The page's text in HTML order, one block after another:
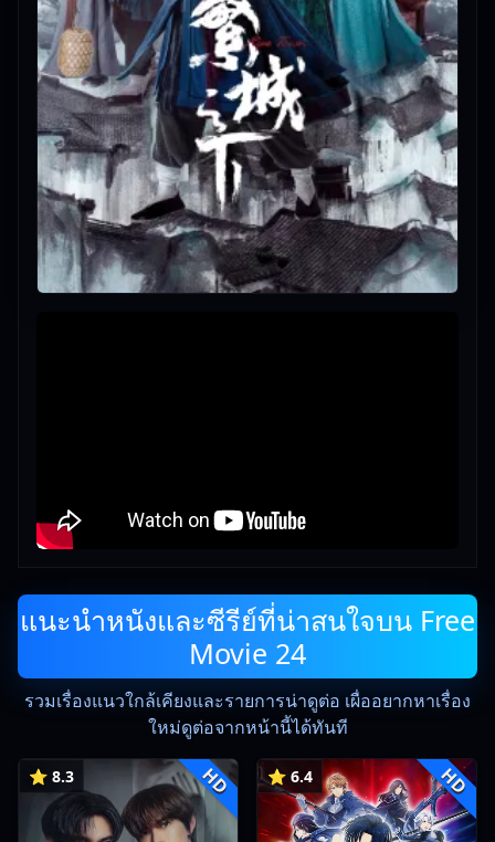
แนะนำหนังและซีรีย์ที่น่าสนใจบน Free
Movie 24
รวมเรื่องแนวใกล้เคียงและรายการน่าดูต่อ เผื่ออยากหาเรื่อง
ใหม่ดูต่อจากหน้านี้ได้ทันที
⭐ 8.3 HD ⭐ 6.4 HD